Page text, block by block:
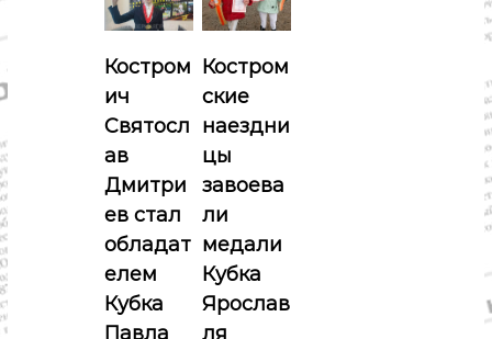
м
к
а
,
к
у
ь
р
,
с
и
я
п
о
з
а
Костром
ич
Святосл
ав
Дмитри
ев стал
обладат
елем
Кубка
Павла
Костром
ские
наездни
цы
завоева
ли
медали
Кубка
Ярослав
ля